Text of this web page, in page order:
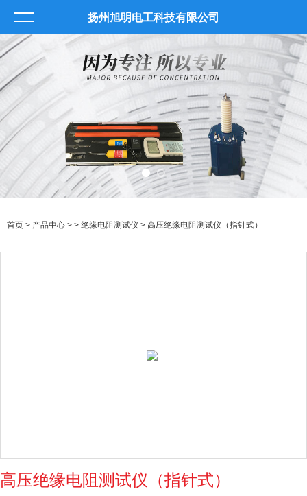
扬州旭明电工科技有限公司
首页 > 产品中心 > > 绝缘电阻测试仪 > 高压绝缘电阻测试仪（指针式）
高压绝缘电阻测试仪（指针式）